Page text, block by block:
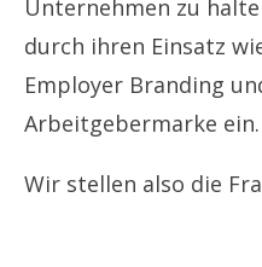
Unternehmen zu
durch ihren Einsatz
Employer Branding
Arbeitgebermarke ein.
Wir stellen also die